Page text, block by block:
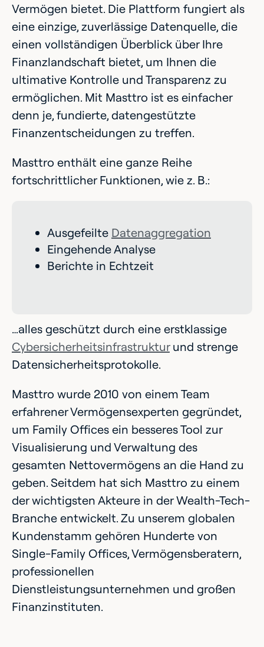
Vermögen bietet. Die Plattform fungiert als
eine einzige, zuverlässige Datenquelle, die
einen vollständigen Überblick über Ihre
Finanzlandschaft bietet, um Ihnen die
ultimative Kontrolle und Transparenz zu
ermöglichen. Mit Masttro ist es einfacher
denn je, fundierte, datengestützte
Finanzentscheidungen zu treffen.
Masttro enthält eine ganze Reihe
fortschrittlicher Funktionen, wie z. B.:
Ausgefeilte Datenaggregation
Eingehende Analyse
Berichte in Echtzeit
…alles geschützt durch eine erstklassige
Cybersicherheitsinfrastrukturund strenge
Datensicherheitsprotokolle.
Masttro wurde 2010 von einem Team
erfahrener Vermögensexperten gegründet,
um Family Offices ein besseres Tool zur
Visualisierung und Verwaltung des
gesamten Nettovermögens an die Hand zu
geben. Seitdem hat sich Masttro zu einem
der wichtigsten Akteure in der Wealth-Tech-
Branche entwickelt. Zu unserem globalen
Kundenstamm gehören Hunderte von
Single-Family Offices, Vermögensberatern,
professionellen
Dienstleistungsunternehmen und großen
Finanzinstituten.